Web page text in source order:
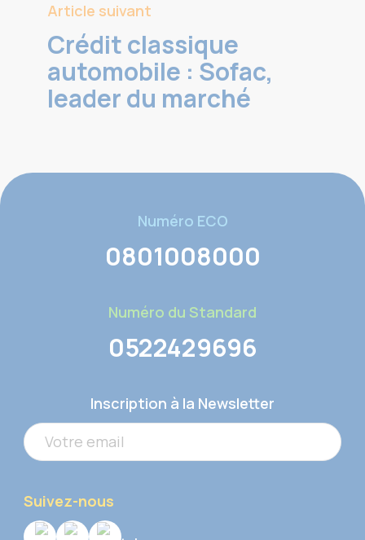
Article suivant
Crédit classique
automobile : Sofac,
leader du marché
Numéro ECO
0801008000
Numéro du Standard
0522429696
Inscription à la Newsletter
Suivez-nous